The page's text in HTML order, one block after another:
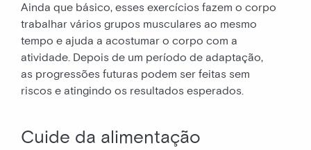
Ainda que básico, esses exercícios fazem o corpo
trabalhar vários grupos musculares ao mesmo
tempo e ajuda a acostumar o corpo com a
atividade. Depois de um período de adaptação,
as progressões futuras podem ser feitas sem
riscos e atingindo os resultados esperados.
Cuide da alimentação